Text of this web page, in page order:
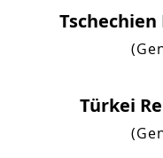
Türkei